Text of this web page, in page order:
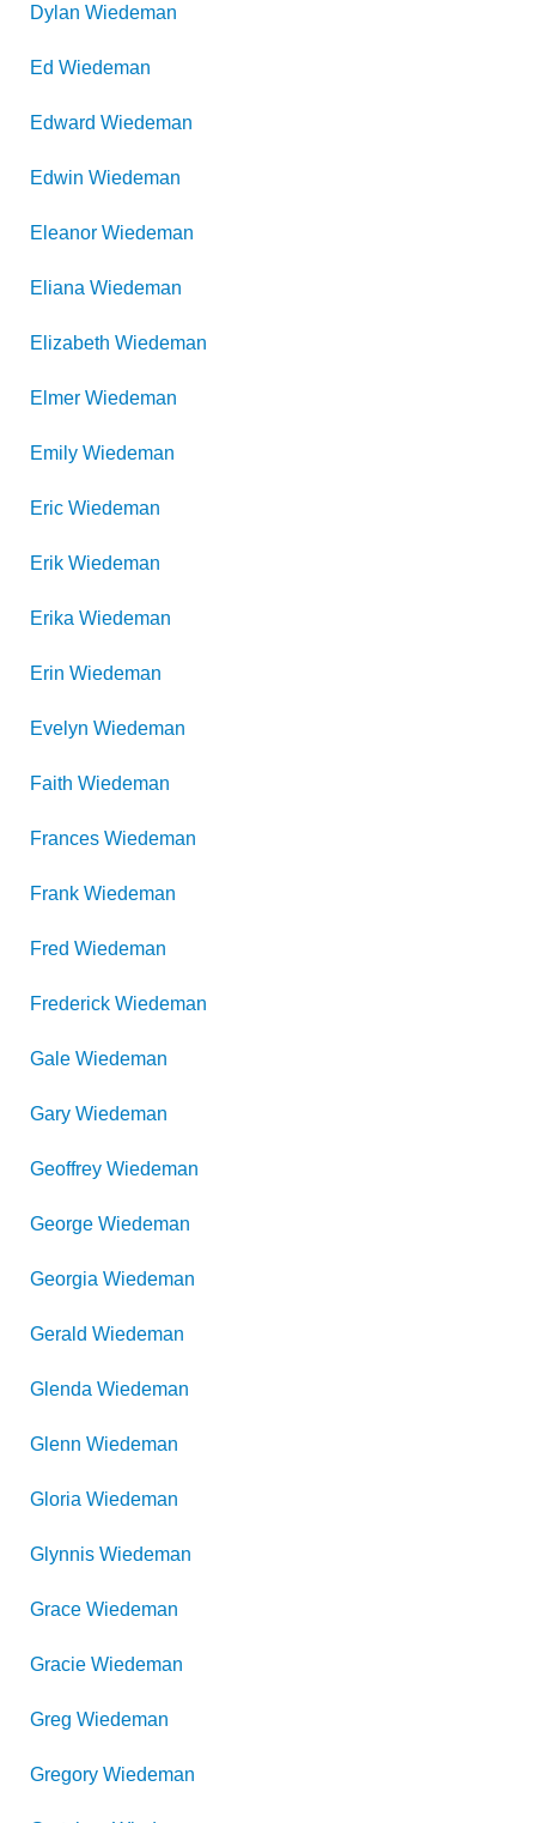
Dylan Wiedeman
Ed Wiedeman
Edward Wiedeman
Edwin Wiedeman
Eleanor Wiedeman
Eliana Wiedeman
Elizabeth Wiedeman
Elmer Wiedeman
Emily Wiedeman
Eric Wiedeman
Erik Wiedeman
Erika Wiedeman
Erin Wiedeman
Evelyn Wiedeman
Faith Wiedeman
Frances Wiedeman
Frank Wiedeman
Fred Wiedeman
Frederick Wiedeman
Gale Wiedeman
Gary Wiedeman
Geoffrey Wiedeman
George Wiedeman
Georgia Wiedeman
Gerald Wiedeman
Glenda Wiedeman
Glenn Wiedeman
Gloria Wiedeman
Glynnis Wiedeman
Grace Wiedeman
Gracie Wiedeman
Greg Wiedeman
Gregory Wiedeman